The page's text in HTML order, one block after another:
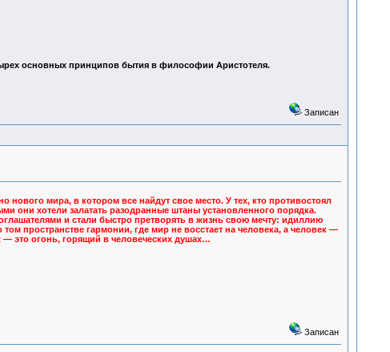
основных принципов бытия в философии Аристотеля.
Записан
мира, в котором все найдут свое место. У тех, кто противостоял
они хотели залатать разодранные штаны установленного порядка.
и стали быстро претворять в жизнь свою мечту: идиллию
пространстве гармонии, где мир не восстает на человека, а человек —
это огонь, горящий в человеческих душах…
Записан